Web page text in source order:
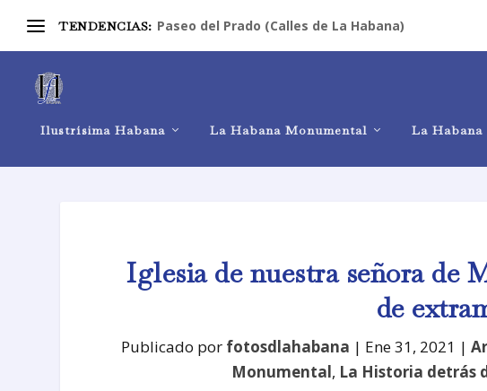
TENDENCIAS: Paseo del Prado (Calles de La Habana)
Ilustrísima Habana La Habana Monumental La Habana
Iglesia de nuestra señora de
de
Publicado por fotosdlahabana | Ene 31, 2021 |
Monumental, La Historia detrás